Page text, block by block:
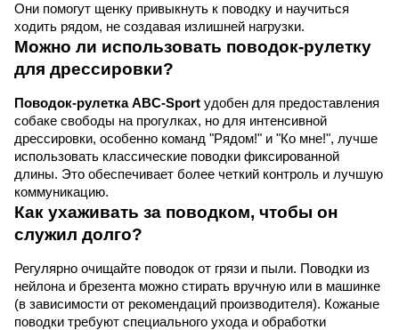
Они помогут щенку привыкнуть к поводку и научиться
ходить рядом, не создавая излишней нагрузки.
Можно ли использовать поводок-рулетку
для дрессировки?
Поводок-рулетка ABC-Sport удобен для предоставления
собаке свободы на прогулках, но для интенсивной
дрессировки, особенно команд "Рядом!" и "Ко мне!", лучше
использовать классические поводки фиксированной
длины. Это обеспечивает более четкий контроль и лучшую
коммуникацию.
Как ухаживать за поводком, чтобы он
служил долго?
Регулярно очищайте поводок от грязи и пыли. Поводки из
нейлона и брезента можно стирать вручную или в машинке
(в зависимости от рекомендаций производителя). Кожаные
поводки требуют специального ухода и обработки